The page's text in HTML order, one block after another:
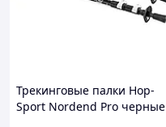
Трекинговые палки Hop-
Sport Nordend Pro черные